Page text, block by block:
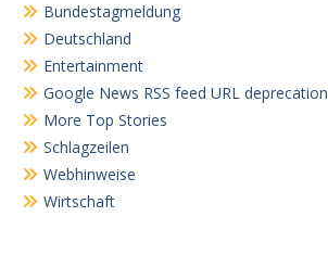
Bundestagmeldung
Deutschland
Entertainment
Google News RSS feed URL deprecation
More Top Stories
Schlagzeilen
Webhinweise
Wirtschaft